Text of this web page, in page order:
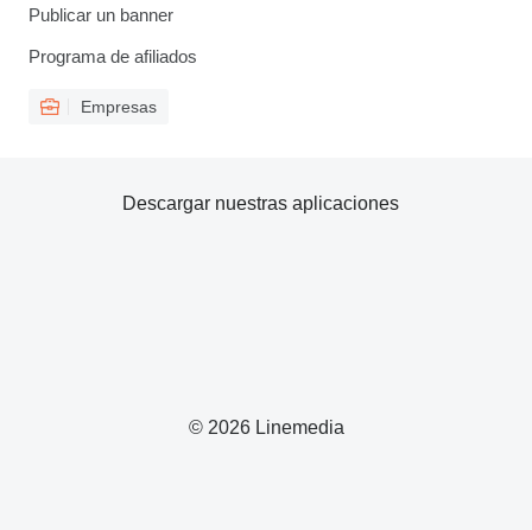
Publicar un banner
Programa de afiliados
Empresas
© 2026 Linemedia
Descargar nuestras aplicaciones